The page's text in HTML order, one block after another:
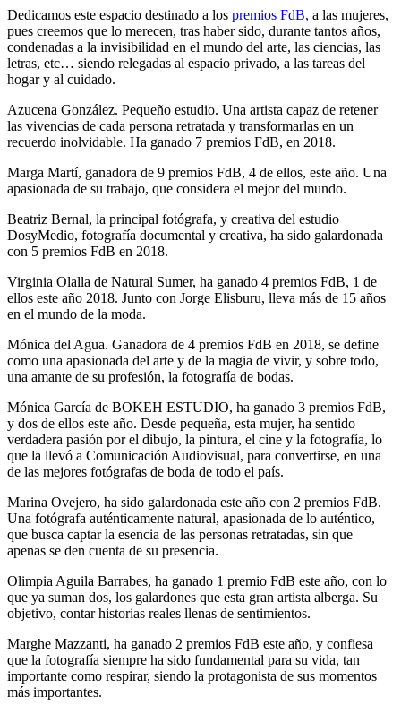
Dedicamos este espacio destinado a los premios FdB, a las mujeres,
pues creemos que lo merecen, tras haber sido, durante tantos años,
condenadas a la invisibilidad en el mundo del arte, las ciencias, las
letras, etc… siendo relegadas al espacio privado, a las tareas del
hogar y al cuidado.
Azucena González. Pequeño estudio. Una artista capaz de retener
las vivencias de cada persona retratada y transformarlas en un
recuerdo inolvidable. Ha ganado 7 premios FdB, en 2018.
Marga Martí, ganadora de 9 premios FdB, 4 de ellos, este año. Una
apasionada de su trabajo, que considera el mejor del mundo.
Beatriz Bernal, la principal fotógrafa, y creativa del estudio
DosyMedio, fotografía documental y creativa, ha sido galardonada
con 5 premios FdB en 2018.
Virginia Olalla de Natural Sumer, ha ganado 4 premios FdB, 1 de
ellos este año 2018. Junto con Jorge Elisburu, lleva más de 15 años
en el mundo de la moda.
Mónica del Agua. Ganadora de 4 premios FdB en 2018, se define
como una apasionada del arte y de la magia de vivir, y sobre todo,
una amante de su profesión, la fotografía de bodas.
Mónica García de BOKEH ESTUDIO, ha ganado 3 premios FdB,
y dos de ellos este año. Desde pequeña, esta mujer, ha sentido
verdadera pasión por el dibujo, la pintura, el cine y la fotografía, lo
que la llevó a Comunicación Audiovisual, para convertirse, en una
de las mejores fotógrafas de boda de todo el país.
Marina Ovejero, ha sido galardonada este año con 2 premios FdB.
Una fotógrafa auténticamente natural, apasionada de lo auténtico,
que busca captar la esencia de las personas retratadas, sin que
apenas se den cuenta de su presencia.
Olimpia Aguila Barrabes, ha ganado 1 premio FdB este año, con lo
que ya suman dos, los galardones que esta gran artista alberga. Su
objetivo, contar historias reales llenas de sentimientos.
Marghe Mazzanti, ha ganado 2 premios FdB este año, y confiesa
que la fotografía siempre ha sido fundamental para su vida, tan
importante como respirar, siendo la protagonista de sus momentos
más importantes.